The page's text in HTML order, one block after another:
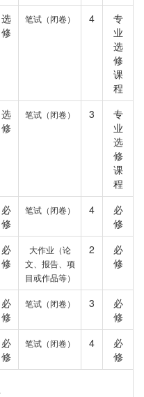
选
修
笔试（闭卷） 4
专
业
选
修
课
程
选
修
笔试（闭卷） 3
专
业
选
修
课
程
必
修
笔试（闭卷） 4
必
修
必
修
大作业（论
文、报告、项
目或作品等）
2
必
修
必
修
笔试（闭卷） 3
必
修
必
修
笔试（闭卷） 4
必
修